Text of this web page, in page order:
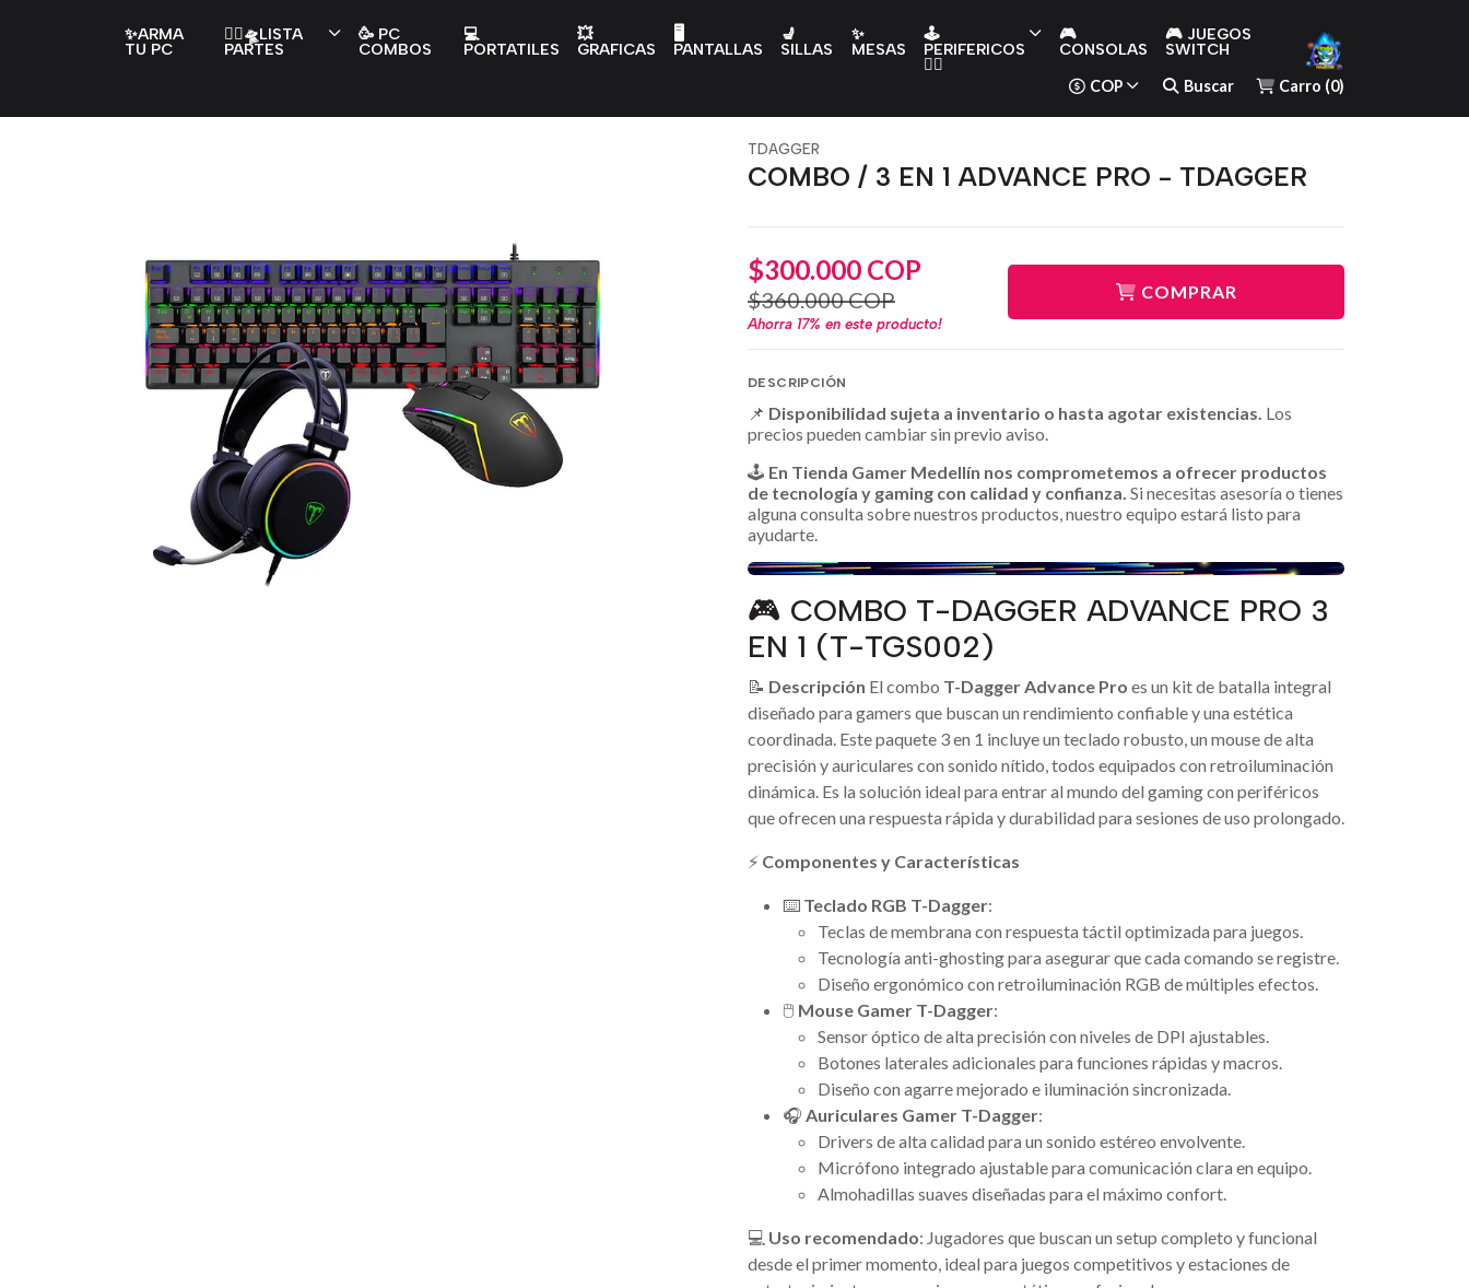
✨ARMA
TU PC
👇🏻🛸LISTA
PARTES
🥳 PC
COMBOS
💻
PORTATILES
💥
GRAFICAS
🖥️
PANTALLAS
💺
SILLAS
✨
MESAS
🕹️
PERIFERICOS
👇🏻
🎮
CONSOLAS
🎮 JUEGOS
SWITCH
COP Buscar Carro (0)
TDAGGER
COMBO / 3 EN 1 ADVANCE PRO - TDAGGER
$300.000 COP
$360.000 COP
Ahorra 17% en este producto!
COMPRAR
DESCRIPCIÓN
📌 Disponibilidad sujeta a inventario o hasta agotar existencias. Los
precios pueden cambiar sin previo aviso.
🕹️ En Tienda Gamer Medellín nos comprometemos a ofrecer productos
de tecnología y gaming con calidad y confianza. Si necesitas asesoría o tienes
alguna consulta sobre nuestros productos, nuestro equipo estará listo para
ayudarte.
🎮 COMBO T-DAGGER ADVANCE PRO 3
EN 1 (T-TGS002)
📝 Descripción El combo T-Dagger Advance Pro es un kit de batalla integral
diseñado para gamers que buscan un rendimiento confiable y una estética
coordinada. Este paquete 3 en 1 incluye un teclado robusto, un mouse de alta
precisión y auriculares con sonido nítido, todos equipados con retroiluminación
dinámica. Es la solución ideal para entrar al mundo del gaming con periféricos
que ofrecen una respuesta rápida y durabilidad para sesiones de uso prolongado.
⚡ Componentes y Características
⌨️ Teclado RGB T-Dagger:
Teclas de membrana con respuesta táctil optimizada para juegos.
Tecnología anti-ghosting para asegurar que cada comando se registre.
Diseño ergonómico con retroiluminación RGB de múltiples efectos.
🖱️ Mouse Gamer T-Dagger:
Sensor óptico de alta precisión con niveles de DPI ajustables.
Botones laterales adicionales para funciones rápidas y macros.
Diseño con agarre mejorado e iluminación sincronizada.
🎧 Auriculares Gamer T-Dagger:
Drivers de alta calidad para un sonido estéreo envolvente.
Micrófono integrado ajustable para comunicación clara en equipo.
Almohadillas suaves diseñadas para el máximo confort.
💻 Uso recomendado: Jugadores que buscan un setup completo y funcional
desde el primer momento, ideal para juegos competitivos y estaciones de